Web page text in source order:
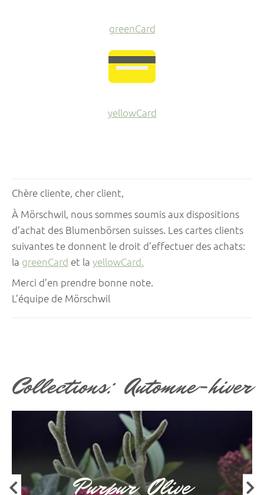
greenCard
yellowCard
Chère cliente, cher client,
À Mörschwil, nous sommes soumis aux dispositions
d’achat des Blumenbörsen suisses. Les cartes clients
suivantes te donnent le droit d’effectuer des achats:
la greenCard et la yellowCard.
Merci d’en prendre bonne note.
L’équipe de Mörschwil
Collections: Automne-hiver
Purpur Olive